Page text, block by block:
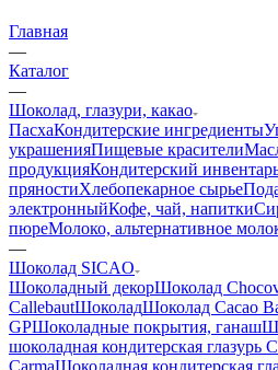
Главная
—
Каталог
—
Шоколад, глазури, какао
ПасхаКондитерские ингредиенты
украшенияПищевые красители
продукцияКондитерский
пряностиХлебопекарное сырье
электронныйКофе, чай, напитки
пюреМолоко, альтернативное
—
Шоколад SICAO
Шоколадный декорШоколад
CallebautШоколадШоколад Cacao
GPШоколадные покрытия, ганаш
шоколадная кондитерская
CarmaШоколадная кондитерская